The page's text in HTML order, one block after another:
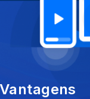
em NI,
no Canadá,
Passos-
Vantagens